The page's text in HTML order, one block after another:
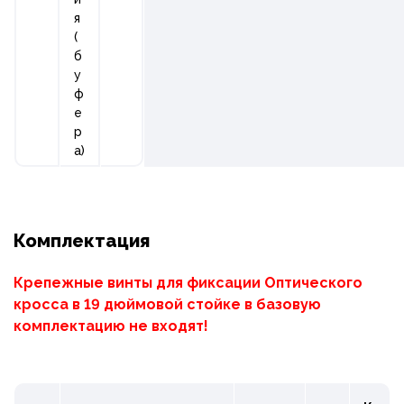
я
(
б
у
ф
е
р
а)
Комплектация
Крепежные винты для фиксации Оптического
кросса в 19 дюймовой стойке в базовую
комплектацию не входят!